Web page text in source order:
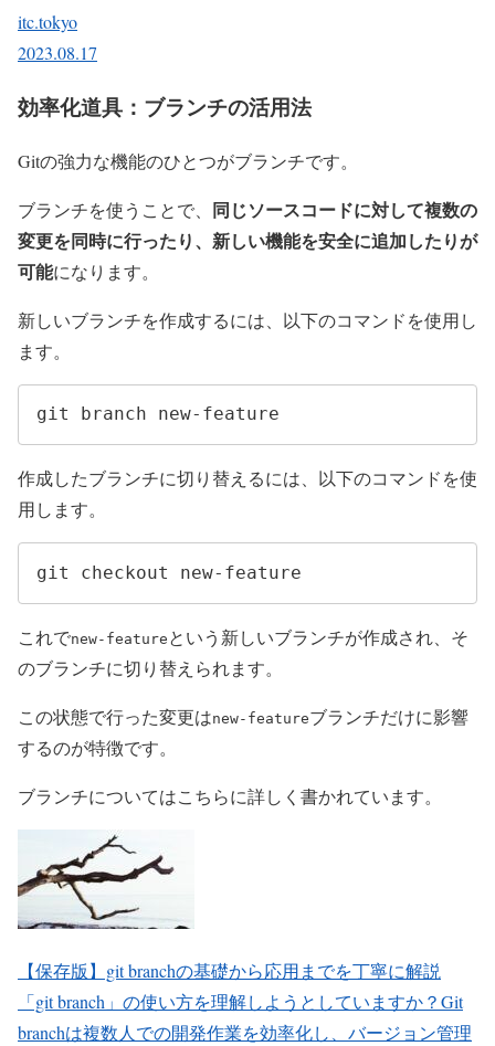
itc.tokyo
2023.08.17
効率化道具：ブランチの活用法
Gitの強力な機能のひとつがブランチです。
ブランチを使うことで、 同じソースコードに対して複数の
変更を同時に行ったり、新しい機能を安全に追加したりが
可能になります。
新しいブランチを作成するには、以下のコマンドを使用し
ます。
git branch new-feature
作成したブランチに切り替えるには、以下のコマンドを使
用します。
git checkout new-feature
これでnew-feature という新しいブランチが作成され、そ
のブランチに切り替えられます。
この状態で行った変更はnew-featureブランチだけに影響
するのが特徴です。
ブランチについてはこちらに詳しく書かれています。
【保存版】git branchの基礎から応用までを丁寧に解説
「git branch」の使い方を理解しようとしていますか？Git
branchは複数人での開発作業を効率化し、バージョン管理